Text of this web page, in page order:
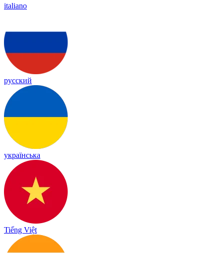
italiano
русский
українська
Tiếng Việt